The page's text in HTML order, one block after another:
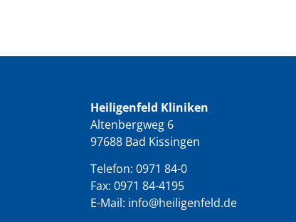
Heiligenfeld Kliniken
Altenbergweg 6
97688 Bad Kissingen
Telefon: 0971 84-0
Fax: 0971 84-4195
E-Mail: info@heiligenfeld.de